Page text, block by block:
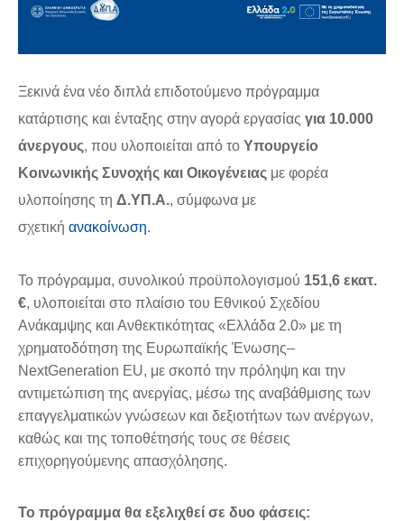
Ξεκινά ένα νέο διπλά επιδοτούμενο πρόγραμμα
κατάρτισης και ένταξης στην αγορά εργασίας για 10.000
άνεργους, που υλοποιείται από το Υπουργείο
Κοινωνικής Συνοχής και Οικογένειας με φορέα
υλοποίησης τη Δ.ΥΠ.Α., σύμφωνα με
σχετική ανακοίνωση.
Το πρόγραμμα, συνολικού προϋπολογισμού 151,6 εκατ.
€, υλοποιείται στο πλαίσιο του Εθνικού Σχεδίου
Ανάκαμψης και Ανθεκτικότητας «Ελλάδα 2.0» με τη
χρηματοδότηση της Ευρωπαϊκής Ένωσης–
NextGeneration EU, με σκοπό την πρόληψη και την
αντιμετώπιση της ανεργίας, μέσω της αναβάθμισης των
επαγγελματικών γνώσεων και δεξιοτήτων των ανέργων,
καθώς και της τοποθέτησής τους σε θέσεις
επιχορηγούμενης απασχόλησης.
Το πρόγραμμα θα εξελιχθεί σε δυο φάσεις: